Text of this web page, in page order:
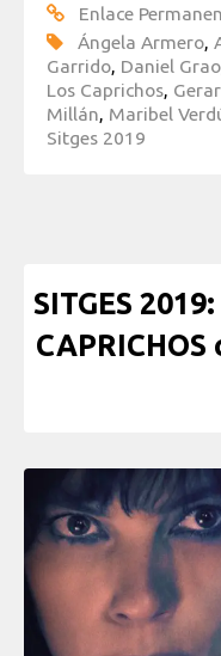
Enlace
Ángela Armero,
Garrido, Daniel Grao
Los Caprichos,
Millán, Maribel
Sitges 2019
SITGES